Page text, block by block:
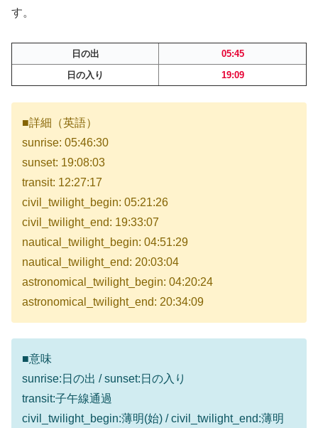
す。
日の出
05:45
日の入り
19:09
■詳細（英語）
sunrise: 05:46:30
sunset: 19:08:03
transit: 12:27:17
civil_twilight_begin: 05:21:26
civil_twilight_end: 19:33:07
nautical_twilight_begin: 04:51:29
nautical_twilight_end: 20:03:04
astronomical_twilight_begin: 04:20:24
astronomical_twilight_end: 20:34:09
■意味
sunrise:日の出 / sunset:日の入り
transit:子午線通過
civil_twilight_begin:薄明(始) / civil_twilight_end:薄明